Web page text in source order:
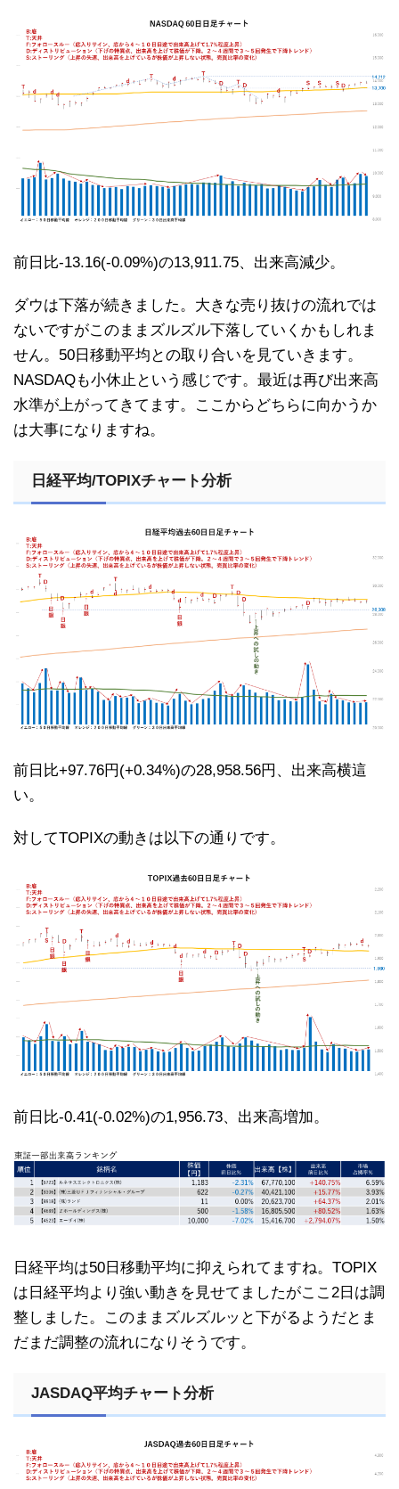
前日比-13.16(-0.09%)の13,911.75、出来高減少。
ダウは下落が続きました。大きな売り抜けの流れでは
ないですがこのままズルズル下落していくかもしれま
せん。50日移動平均との取り合いを見ていきます。
NASDAQも小休止という感じです。最近は再び出来高
水準が上がってきてます。ここからどちらに向かうか
は大事になりますね。
日経平均/TOPIXチャート分析
前日比+97.76円(+0.34%)の28,958.56円、出来高横這
い。
対してTOPIXの動きは以下の通りです。
前日比-0.41(-0.02%)の1,956.73、出来高増加。
日経平均は50日移動平均に抑えられてますね。TOPIX
は日経平均より強い動きを見せてましたがここ2日は調
整しました。このままズルズルッと下がるようだとま
だまだ調整の流れになりそうです。
JASDAQ平均チャート分析